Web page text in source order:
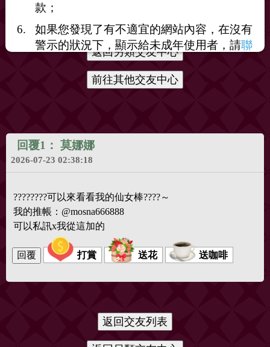
回覆1： 莫娜娜
2026-07-23 02:38:18
????????可以來看看我的仙女棒????～
我的推帳：@mosna666888
可以私訊x我從這加的
打賞 送花 送咖啡
款；
如果您發現了有不適宜的網站內容，在沒有
警示的狀況下，顯示給未成年使用者，請聯
，謝謝您的合作。